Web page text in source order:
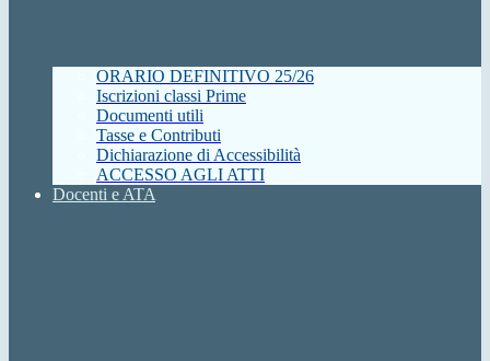
ORARIO DEFINITIVO 25/26
Iscrizioni classi Prime
Documenti utili
Tasse e Contributi
Dichiarazione di Accessibilità
ACCESSO AGLI ATTI
Docenti e ATA